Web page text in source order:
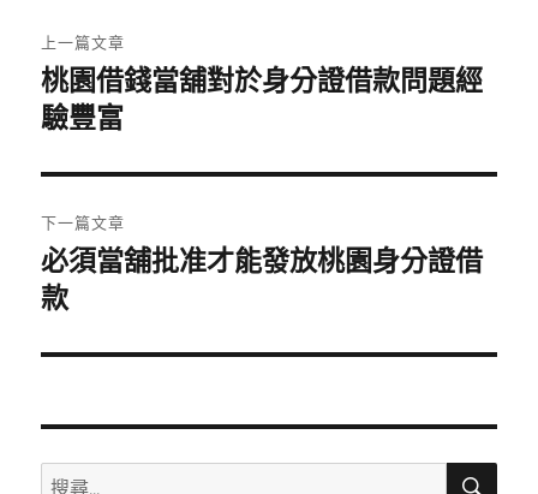
章
導
覽
上一篇文章
上
一
文
章:
桃園借錢當舖對於身分證借款問題經
驗豐富
下一篇文章
下
一
文
必須當舖批准才能發放桃園身分證借
款
搜
搜